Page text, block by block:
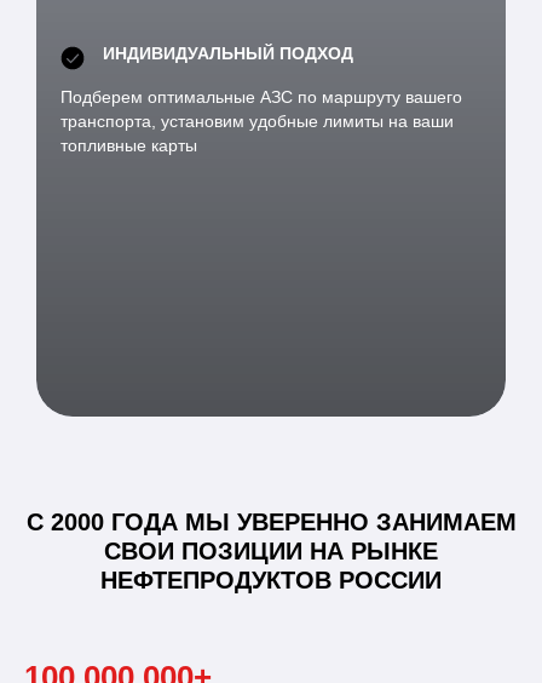
ИНДИВИДУАЛЬНЫЙ ПОДХОД
Подберем оптимальные АЗС по маршруту вашего
транспорта, установим удобные лимиты на ваши
топливные карты
С 2000 ГОДА МЫ УВЕРЕННО ЗАНИМАЕМ
СВОИ ПОЗИЦИИ НА РЫНКЕ
НЕФТЕПРОДУКТОВ РОССИИ